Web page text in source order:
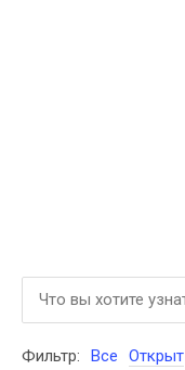
Фильтр: Все Открыт